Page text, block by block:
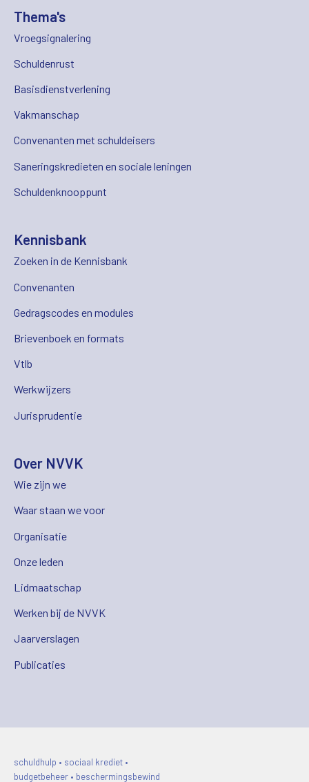
Thema's
Vroegsignalering
Schuldenrust
Basisdienstverlening
Vakmanschap
Convenanten met schuldeisers
Saneringskredieten en sociale leningen
Schuldenknooppunt
Kennisbank
Zoeken in de Kennisbank
Convenanten
Gedragscodes en modules
Brievenboek en formats
Vtlb
Werkwijzers
Jurisprudentie
Over NVVK
Wie zijn we
Waar staan we voor
Organisatie
Onze leden
Lidmaatschap
Werken bij de NVVK
Jaarverslagen
Publicaties
schuldhulp • sociaal krediet •
budgetbeheer • beschermingsbewind